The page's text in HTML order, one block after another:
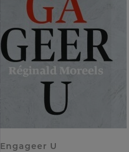
Engageer U